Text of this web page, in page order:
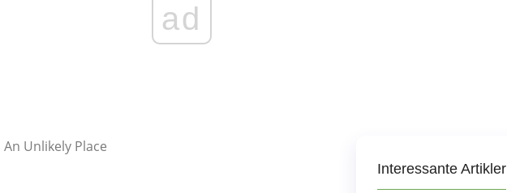
ad
Unlikely Place
Interessante Artikler